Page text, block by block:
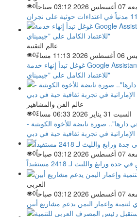
03:12 صباحاً
0
عالم التقنية
11:13 مساءً
0
غوغل تبدأ إنهاء خدمة Google Assistant في سبتمبر تمهيدًا
للاعتماد الكامل على "جيميناي"
عالم الفن والمشاهير
السبت 31 يناير 2026 06:33 مساءً
0
دارها".. صورة نابضة للأخوة الكويتية -
الإماراتية في تجربة ثقافية حية في دبي
03:12 صباحاً
0
ورابغ والليث لـ 2418 مستفيداً
العربي
03:12 صباحاً
0
لتنمية وإعمار اليمن يدعم مشاريع أبين